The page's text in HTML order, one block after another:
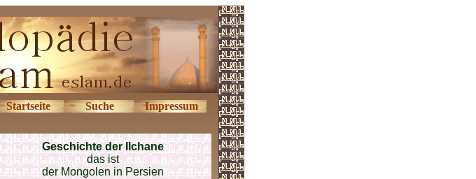
Startseite Suche Impressum
Geschichte der Ilchane
das ist
der Mongolen in Persien